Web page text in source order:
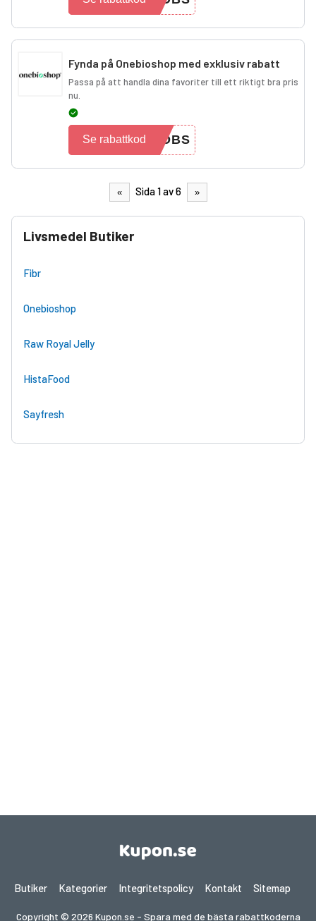
Fynda på Onebioshop med exklusiv rabatt
Passa på att handla dina favoriter till ett riktigt bra pris
nu.
HOBS
Se rabattkod
« Sida 1 av 6 »
Livsmedel Butiker
Fibr
Onebioshop
Raw Royal Jelly
HistaFood
Sayfresh
Butiker Kategorier Integritetspolicy Kontakt Sitemap
Copyright © 2026 Kupon.se - Spara med de bästa rabattkoderna